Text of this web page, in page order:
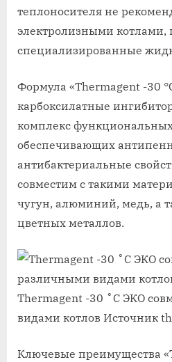
теплоносителя не
электролизными котлами,
специализированные
Формула «Thermagent -30
карбоксилатные
комплекс
обеспечивающих
антибактериальные
совместим с такими
чугун, алюминий, медь, а
цветных металлов.
Thermagent -30 ˚C ЭКО
видами котлов Источник
Ключевые преимущества